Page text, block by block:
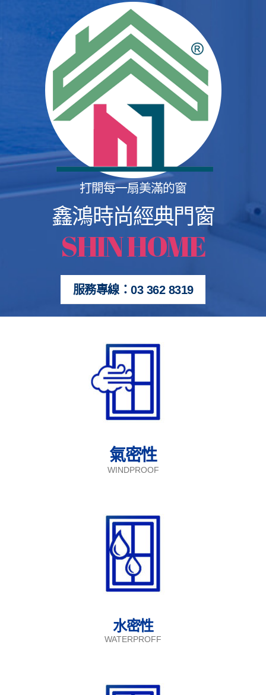
打開每一扇美滿的窗
鑫鴻時尚經典門窗
SHIN HOME
服務專線：03 362 8319
氣密性
WINDPROOF
水密性
WATERPROFF